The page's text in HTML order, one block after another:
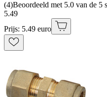
(4)Beoordeeld met 5.0 van de 5
5.49
Prijs: 5.49 euro